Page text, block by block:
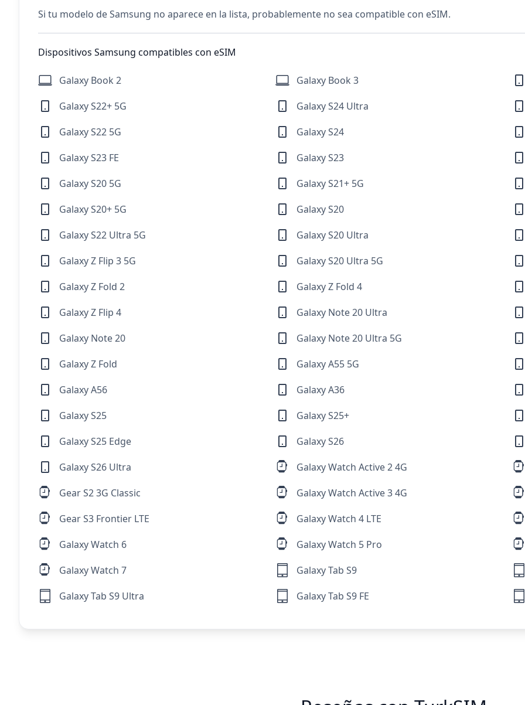
Si tu modelo de Samsung no aparece en la lista, probablemente no sea compatible con eSIM.
Dispositivos Samsung compatibles con eSIM
Galaxy Book 2
Galaxy Book 3
Galaxy S22+ 5G
Galaxy S24 Ultra
Galaxy S22 5G
Galaxy S24
Galaxy S23 FE
Galaxy S23
Galaxy S20 5G
Galaxy S21+ 5G
Galaxy S20+ 5G
Galaxy S20
Galaxy S22 Ultra 5G
Galaxy S20 Ultra
Galaxy Z Flip 3 5G
Galaxy S20 Ultra 5G
Galaxy Z Fold 2
Galaxy Z Fold 4
Galaxy Z Flip 4
Galaxy Note 20 Ultra
Galaxy Note 20
Galaxy Note 20 Ultra 5G
Galaxy Z Fold
Galaxy A55 5G
Galaxy A56
Galaxy A36
Galaxy S25
Galaxy S25+
Galaxy S25 Edge
Galaxy S26
Galaxy S26 Ultra
Galaxy Watch Active 2 4G
Gear S2 3G Classic
Galaxy Watch Active 3 4G
Gear S3 Frontier LTE
Galaxy Watch 4 LTE
Galaxy Watch 6
Galaxy Watch 5 Pro
Galaxy Watch 7
Galaxy Tab S9
Galaxy Tab S9 Ultra
Galaxy Tab S9 FE